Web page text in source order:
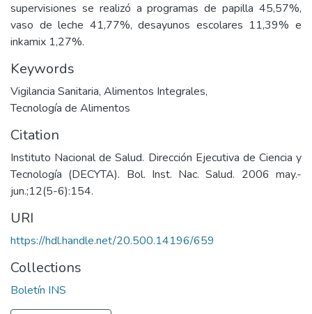
supervisiones se realizó a programas de papilla 45,57%,
vaso de leche 41,77%, desayunos escolares 11,39% e
inkamix 1,27%.
Keywords
Vigilancia Sanitaria, Alimentos Integrales,
Tecnología de Alimentos
Citation
Instituto Nacional de Salud. Dirección Ejecutiva de Ciencia y
Tecnología (DECYTA). Bol. Inst. Nac. Salud. 2006 may.-
jun.;12(5-6):154.
URI
https://hdl.handle.net/20.500.14196/659
Collections
Boletín INS